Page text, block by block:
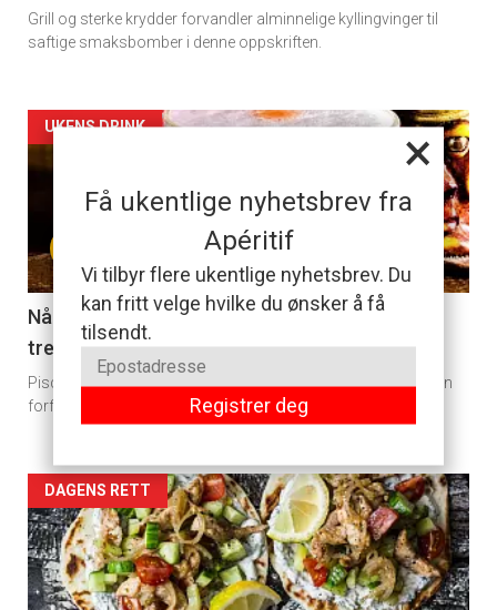
×
Få ukentlige nyhetsbrev fra
Apéritif
Vi tilbyr flere ukentlige nyhetsbrev. Du
kan fritt velge hvilke du ønsker å få
tilsendt.
Registrer deg
Grill og sterke krydder forvandler alminnelige kyllingvinger til
saftige smaksbomber i denne oppskriften.
Artikler
detail
section
11
Dagens
rett
UKENS DRINK
Når du er lei gin tonic, er en pisco sour det du
trenger
Pisco sour er som navnet antyder en svært frisk drink, og den
forfriskende evnen gjør at den passer perfekt også til mat.
Artikler
detail
-
DAGENS RETT